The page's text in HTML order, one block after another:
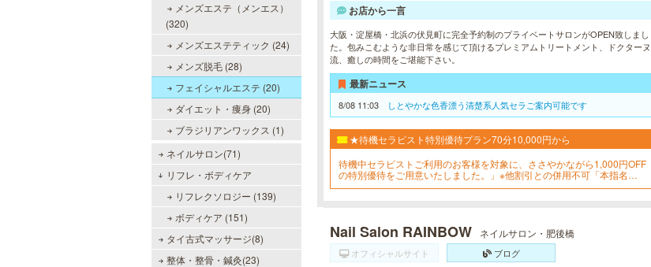
メンズエステ（メンエス）
(320)
メンズエステティック (24)
メンズ脱毛 (28)
フェイシャルエステ (20)
ダイエット・痩身 (20)
ブラジリアンワックス (1)
ネイルサロン(71)
リフレ・ボディケア
リフレクソロジー (139)
ボディケア (151)
タイ古式マッサージ(8)
整体・整骨・鍼灸(23)
お店から一言
大阪・淀屋橋・北浜の伏見町に完全予約制のプライベートサロンがOPEN致しまし
た。包みこむような非日常を感じて頂けるプレミアムトリートメント、ドクターヌ
流、癒しの時間をご堪能下さい。
最新ニュース
8/08 11:03 しとやかな色香漂う清楚系人気セラご案内可能です
★待機セラピスト特別優待プラン70分10,000円から
待機中セラピストご利用のお客様を対象に、ささやかながら1,000円OFF
の特別優待をご用意いたしました。」※他割引との併用不可「本指名は
対象外」「受付時に必ず『待機セラピスト割希望』とお申し付けくださ
Nail Salon RAINBOW ネイルサロン・肥後橋
オフィシャルサイト
ブログ